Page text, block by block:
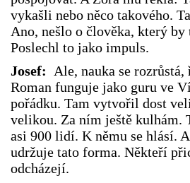
vykašli nebo něco takového.
Ano, nešlo o člověka, který by
Poslechl to jako impuls.
Josef: Ale, nauka se
Roman funguje jako guru ve
pořádku. Tam vytvořil dost
velikou. Za ním ještě kulhám.
asi 900 lidí. K němu se hlásí.
udržuje tato forma. Někteří
odcházejí.